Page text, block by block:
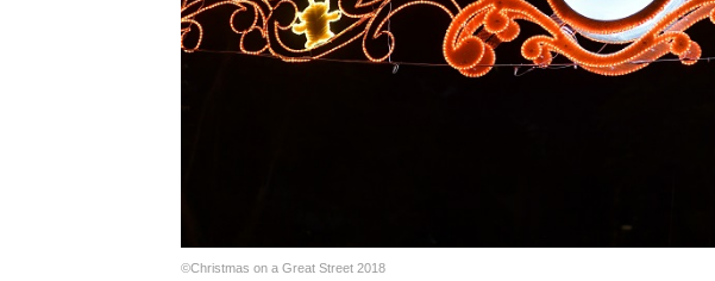
©Christmas on a Great Street 2018